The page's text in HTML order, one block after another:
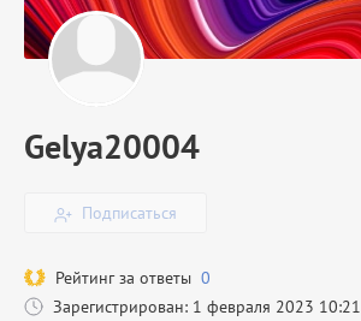
Gelya20004
Подписаться
Рейтинг за ответы 0
Зарегистрирован: 1 февраля 2023 10:21